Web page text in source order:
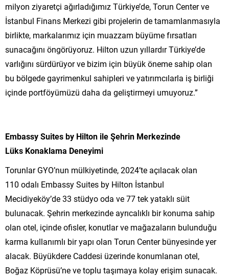
milyon ziyaretçi ağırladığımız Türkiye’de, Torun Center ve
İstanbul Finans Merkezi gibi projelerin de tamamlanmasıyla
birlikte, markalarımız için muazzam büyüme fırsatları
sunacağını öngörüyoruz. Hilton uzun yıllardır Türkiye’de
varlığını sürdürüyor ve bizim için büyük öneme sahip olan
bu bölgede gayrimenkul sahipleri ve yatırımcılarla iş birliği
içinde portföyümüzü daha da geliştirmeyi umuyoruz.”
Embassy Suites by Hilton ileŞehrin Merkezinde
Lüks Konaklama Deneyimi
Torunlar GYO’nun mülkiyetinde, 2024’te açılacak olan
110 odalı Embassy Suites by Hilton İstanbul
Mecidiyeköy’de 33 stüdyo oda ve 77 tek yataklı süit
bulunacak. Şehrin merkezinde ayrıcalıklı bir konuma sahip
olan otel, içinde ofisler, konutlar ve mağazaların bulunduğu
karma kullanımlı bir yapı olan Torun Center bünyesinde yer
alacak. Büyükdere Caddesi üzerinde konumlanan otel,
Boğaz Köprüsü’ne ve toplu taşımaya kolay erişim sunacak.